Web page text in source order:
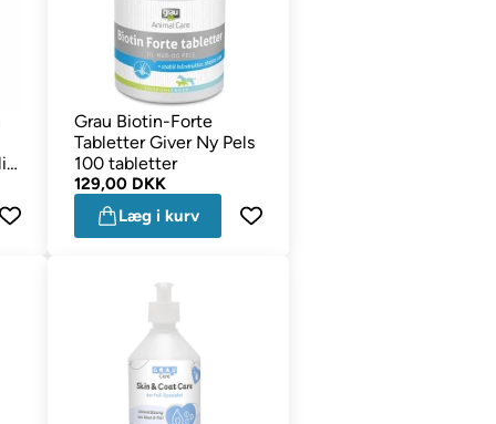
Grau Biotin-Forte
Tabletter Giver Ny Pels
100 tabletter
129,00 DKK
Læg i kurv